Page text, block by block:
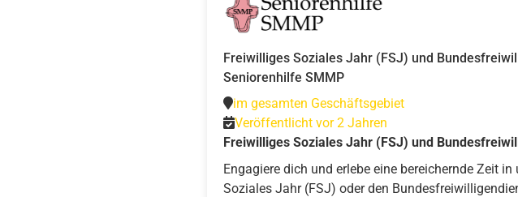
Freiwilliges Soziales Jahr (FSJ) und
Seniorenhilfe SMMP
im gesamten Geschäftsgebiet
Veröffentlicht vor 2 Jahren
Freiwilliges Soziales Jahr (FSJ) und
Engagiere dich und erlebe eine bereichernde Zeit
Soziales Jahr (FSJ) oder den